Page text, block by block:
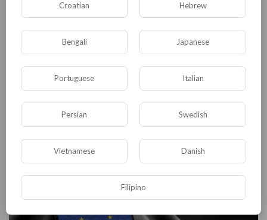
Croatian Hebrew
Bengali Japanese
Portuguese Italian
Persian Swedish
Vietnamese Danish
Filipino